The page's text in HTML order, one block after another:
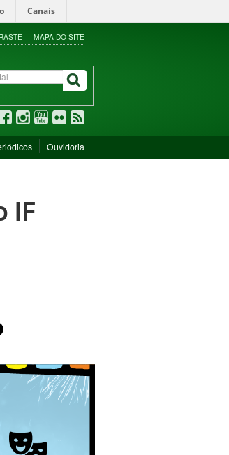
Canais
MAPA DO SITE
Ouvidoria
IF